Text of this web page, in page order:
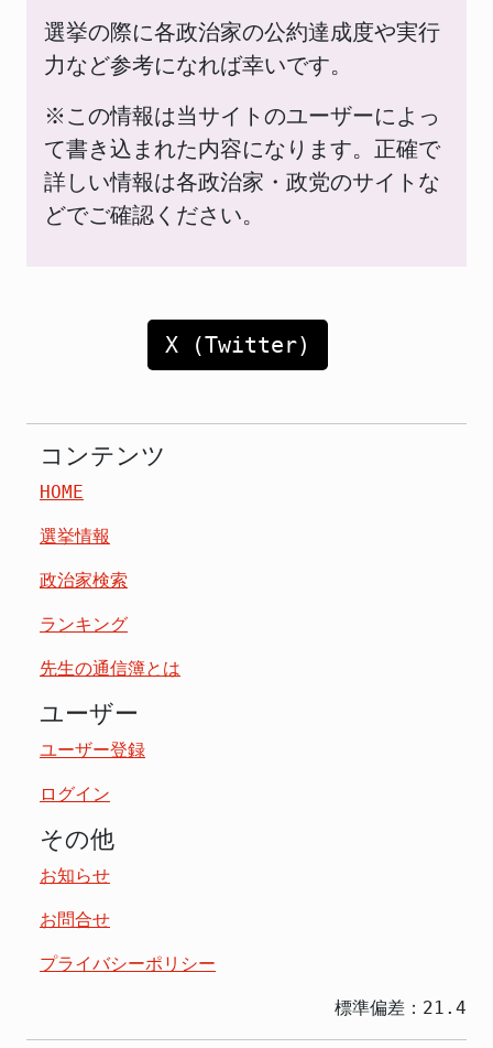
選挙の際に各政治家の公約達成度や実行
力など参考になれば幸いです。
※この情報は当サイトのユーザーによっ
て書き込まれた内容になります。正確で
詳しい情報は各政治家・政党のサイトな
どでご確認ください。
X (Twitter)
コンテンツ
HOME
選挙情報
政治家検索
ランキング
先生の通信簿とは
ユーザー
ユーザー登録
ログイン
その他
お知らせ
お問合せ
プライバシーポリシー
標準偏差：21.4